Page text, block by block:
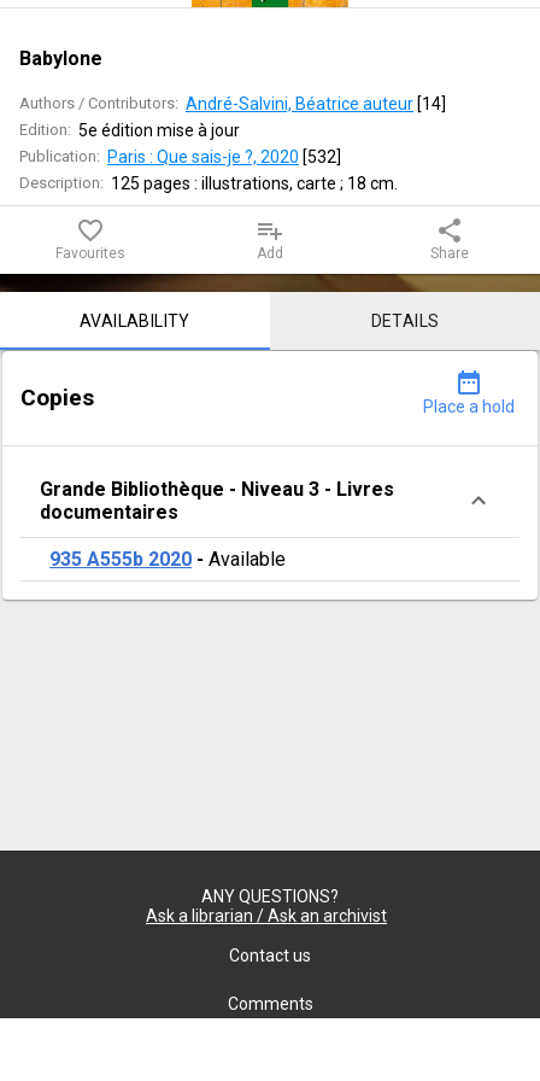
Babylone
Authors / Contributors: André-Salvini, Béatrice auteur [14]
Edition: 5e édition mise à jour
Publication: Paris : Que sais-je ?, 2020 [532]
Description: 125 pages : illustrations, carte ; 18 cm.
favorite_border
Favourites
playlist_add
Add
share
Share
Notice content
AVAILABILITY DETAILS
Copies
date_range
Place a hold
Grande Bibliothèque - Niveau 3 - Livres
documentaires
935 A555b 2020 - Available
ANY QUESTIONS?
Ask a librarian / Ask an archivist
Contact us
Comments